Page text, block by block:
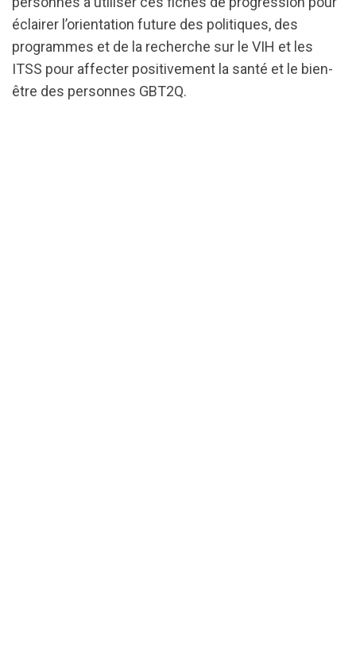
éclairer l’orientation future des politiques, des
programmes et de la recherche sur le VIH et les
ITSS pour affecter positivement la santé et le bien-
être des personnes GBT2Q.